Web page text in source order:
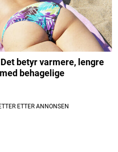
betyr varmere, lengre
behagelige